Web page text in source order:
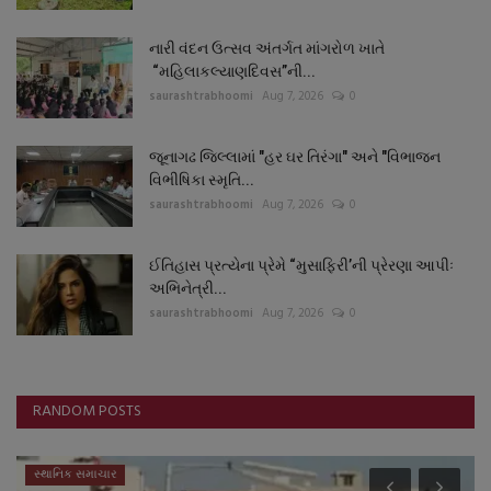
નારી વંદન ઉત્સવ અંતર્ગત માંગરોળ ખાતે
“મહિલાકલ્યાણદિવસ”ની...
saurashtrabhoomi Aug 7, 2026 0
જૂનાગઢ જિલ્લામાં "હર ઘર તિરંગા" અને "વિભાજન
વિભીષિકા સ્મૃતિ...
saurashtrabhoomi Aug 7, 2026 0
ઈતિહાસ પ્રત્યેના પ્રેમે “મુસાફિરી’ની પ્રેરણા આપીઃ
અભિનેત્રી...
saurashtrabhoomi Aug 7, 2026 0
RANDOM POSTS
સ્થાનિક સમાચાર